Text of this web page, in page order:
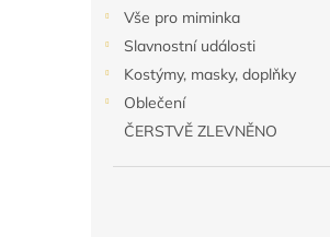
Vše pro miminka
Slavnostní události
Kostýmy, masky, doplňky
Oblečení
ČERSTVĚ ZLEVNĚNO